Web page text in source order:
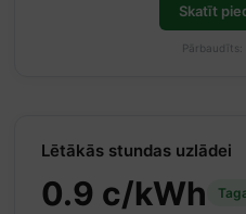
Skatīt
Pārbaudīts:
Lētākās stundas uzlādei
0.9 c/kWh